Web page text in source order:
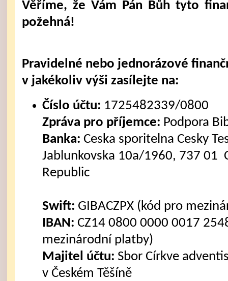
Věříme, že Vám Pán Bůh tyto
požehná!
Pravidelné nebo jednorázové
v jakékoliv výši zasílejte na:
Číslo účtu: 1725482339/0800
Zpráva pro příjemce: Podpora
Banka: Ceska sporitelna Cesky
Jablunkovska 10a/1960, 737 01
Republic
Swift: GIBACZPX (kód pro
IBAN: CZ14 0800 0000 0017
mezinárodní platby)
Majitel účtu: Sbor Církve
v Českém Těšíně